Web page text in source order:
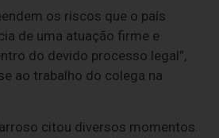
os riscos que o país
de uma atuação firme e
do devido processo legal”,
ao trabalho do colega na
citou diversos momentos